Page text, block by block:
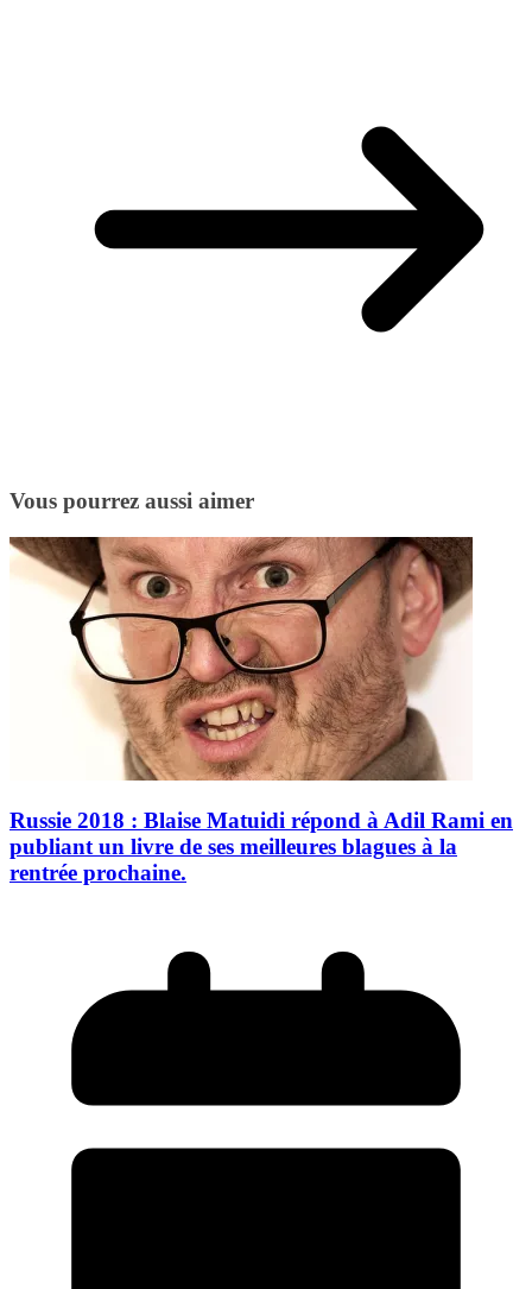
Vous pourrez aussi aimer
Russie 2018 : Blaise Matuidi répond à Adil Rami en
publiant un livre de ses meilleures blagues à la
rentrée prochaine.